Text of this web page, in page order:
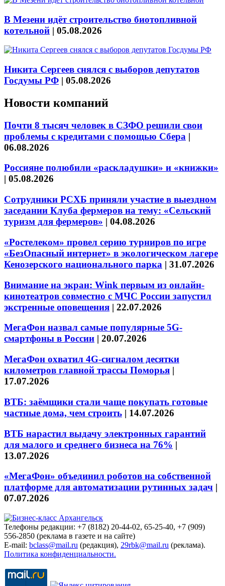
В Мезени идёт строительство биотопливной
котельной | 05.08.2026
Никита Сергеев снялся с выборов депутатов
Госдумы РФ | 05.08.2026
Новости компаний
Почти 8 тысяч человек в СЗФО решили свои
проблемы с кредитами с помощью Сбера |
06.08.2026
Россияне полюбили «раскладушки» и «книжки»
| 05.08.2026
Сотрудники РСХБ приняли участие в выездном
заседании Клуба фермеров на тему: «Сельский
туризм для фермеров» | 04.08.2026
«Ростелеком» провел серию турниров по игре
«БезОпасный интернет» в экологическом лагере
Кенозерского национального парка | 31.07.2026
Внимание на экран: Wink первым из онлайн-
кинотеатров совместно с МЧС России запустил
экстренные оповещения | 22.07.2026
МегаФон назвал самые популярные 5G-
смартфоны в России | 20.07.2026
МегаФон охватил 4G-сигналом десятки
километров главной трассы Поморья |
17.07.2026
ВТБ: заёмщики стали чаще покупать готовые
частные дома, чем строить | 14.07.2026
ВТБ нарастил выдачу электронных гарантий
для малого и среднего бизнеса на 76% |
13.07.2026
«МегаФон» объединил роботов на собственной
платформе для автоматизации рутинных задач |
07.07.2026
Телефоны редакции: +7 (8182) 20-44-02, 65-25-40, +7 (909)
556-2850 (реклама в газете и на сайте)
E-mail: bclass@mail.ru (редакция), 29rbk@mail.ru (реклама).
Политика конфиденциальности.